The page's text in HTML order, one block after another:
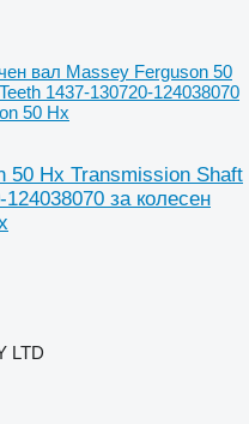
вал Massey Ferguson 50
1437-130720-124038070
50 Hx
50 Hx Transmission Shaft
за колесен
LTD